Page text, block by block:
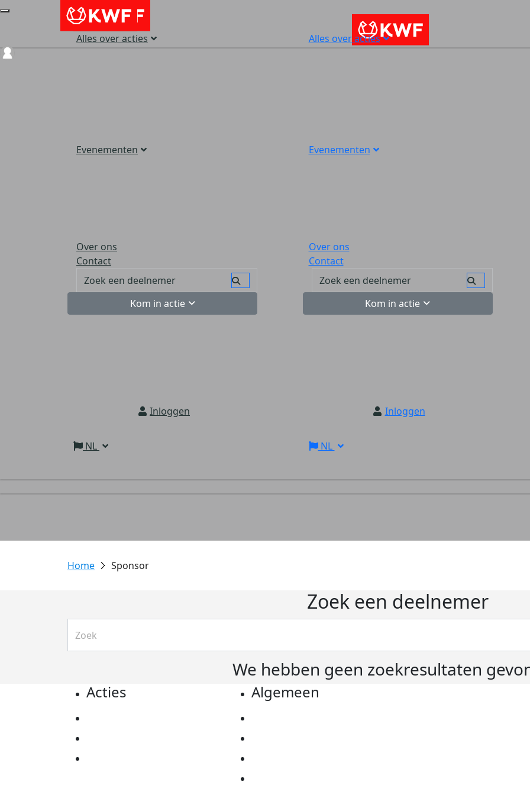
Alles over acties
Evenementen
Over ons
Contact
Kom in actie
Inloggen
NL
Alles over acties
Evenementen
Over ons
Contact
Kom in actie
Inloggen
NL
Sponsor
Zoek een deelnemer
We hebben geen zoekresultaten
Acties Algemeen